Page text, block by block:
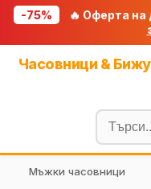
-75% 🔥 Оферта на
Часовници &
🔍
Мъжки часовници